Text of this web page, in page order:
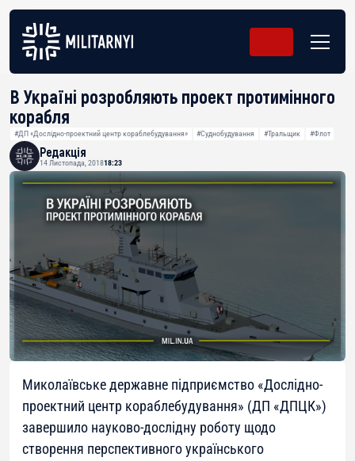
В Україні розробляють проект протимінного
корабля
#ДП «Дослідно-проектний центр кораблебудування» #Суднобудування #Тральщик #Флот
Редакція
14 Листопада, 201818:23
Миколаївське державне підприємство «Дослідно-
проектний центр кораблебудування» (ДП «ДПЦК»)
завершило науково-дослідну роботу щодо
створення перспективного українського